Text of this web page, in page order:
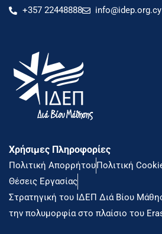
+357 22448888
info@idep.org.cy
Χρήσιμες Πληροφορίες
Πολιτική ΑπορρήτουΠολιτική
Θέσεις Εργασίας
Στρατηγική του ΙΔΕΠ Διά Βίου
την πολυμορφία στο πλαίσιο του